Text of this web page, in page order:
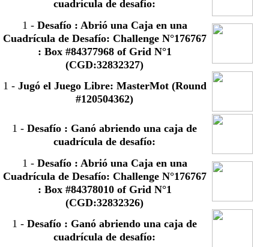
cuadrícula de desafío:
1 - Desafío : Abrió una Caja en una
Cuadrícula de Desafío: Challenge N°176767
: Box #84377968 of Grid N°1
(CGD:32832327)
1 - Jugó el Juego Libre: MasterMot (Round
#120504362)
1 -Desafío : Ganó abriendo una caja de
cuadrícula de desafío:
1 - Desafío : Abrió una Caja en una
Cuadrícula de Desafío: Challenge N°176767
: Box #84378010 of Grid N°1
(CGD:32832326)
1 -Desafío : Ganó abriendo una caja de
cuadrícula de desafío: